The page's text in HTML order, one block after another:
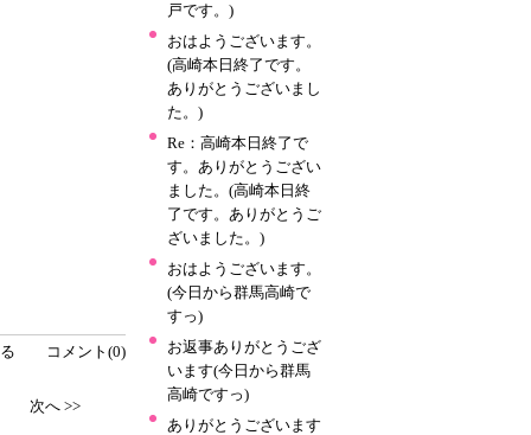
コメント(0)
次へ >>
戸です。)
おはようございます。
(高崎本日終了です。
ありがとうございまし
た。)
Re：高崎本日終了で
す。ありがとうござい
ました。(高崎本日終
了です。ありがとうご
ざいました。)
おはようございます。
(今日から群馬高崎で
すっ)
お返事ありがとうござ
います(今日から群馬
高崎ですっ)
ありがとうございます